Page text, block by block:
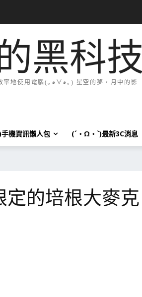
黑科技
率地使用電腦(｡◕∀◕｡) 星空的夢，月中的影
機資訊懶人包 (´・Ω・`)最新3C消息
定的培根大麥克